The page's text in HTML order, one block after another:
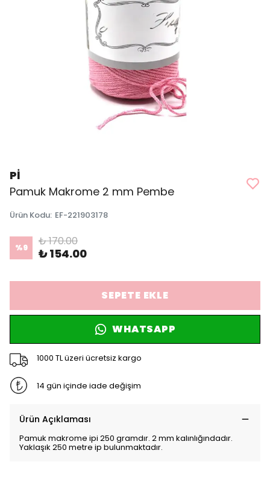
Pİ
Pamuk Makrome 2 mm Pembe
Ürün Kodu: EF-221903178
%9 ₺ 170.00
₺ 154.00
SEPETE EKLE
WHATSAPP
1000 TL üzeri ücretsiz kargo
14 gün içinde iade değişim
Ürün Açıklaması
Pamuk makrome ipi 250 gramdır. 2 mm kalınlığındadır.
Yaklaşık 250 metre ip bulunmaktadır.